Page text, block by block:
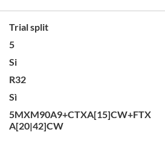
Trial split
5
Si
R32
Sì
5MXM90A9+CTXA[15]CW+FTX
A[20|42]CW